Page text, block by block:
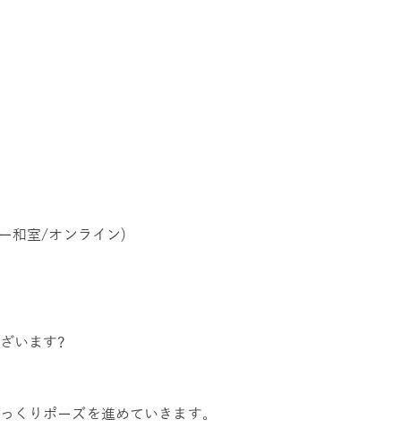
和室/オンライン)
います?
くりポーズを進めていきます。